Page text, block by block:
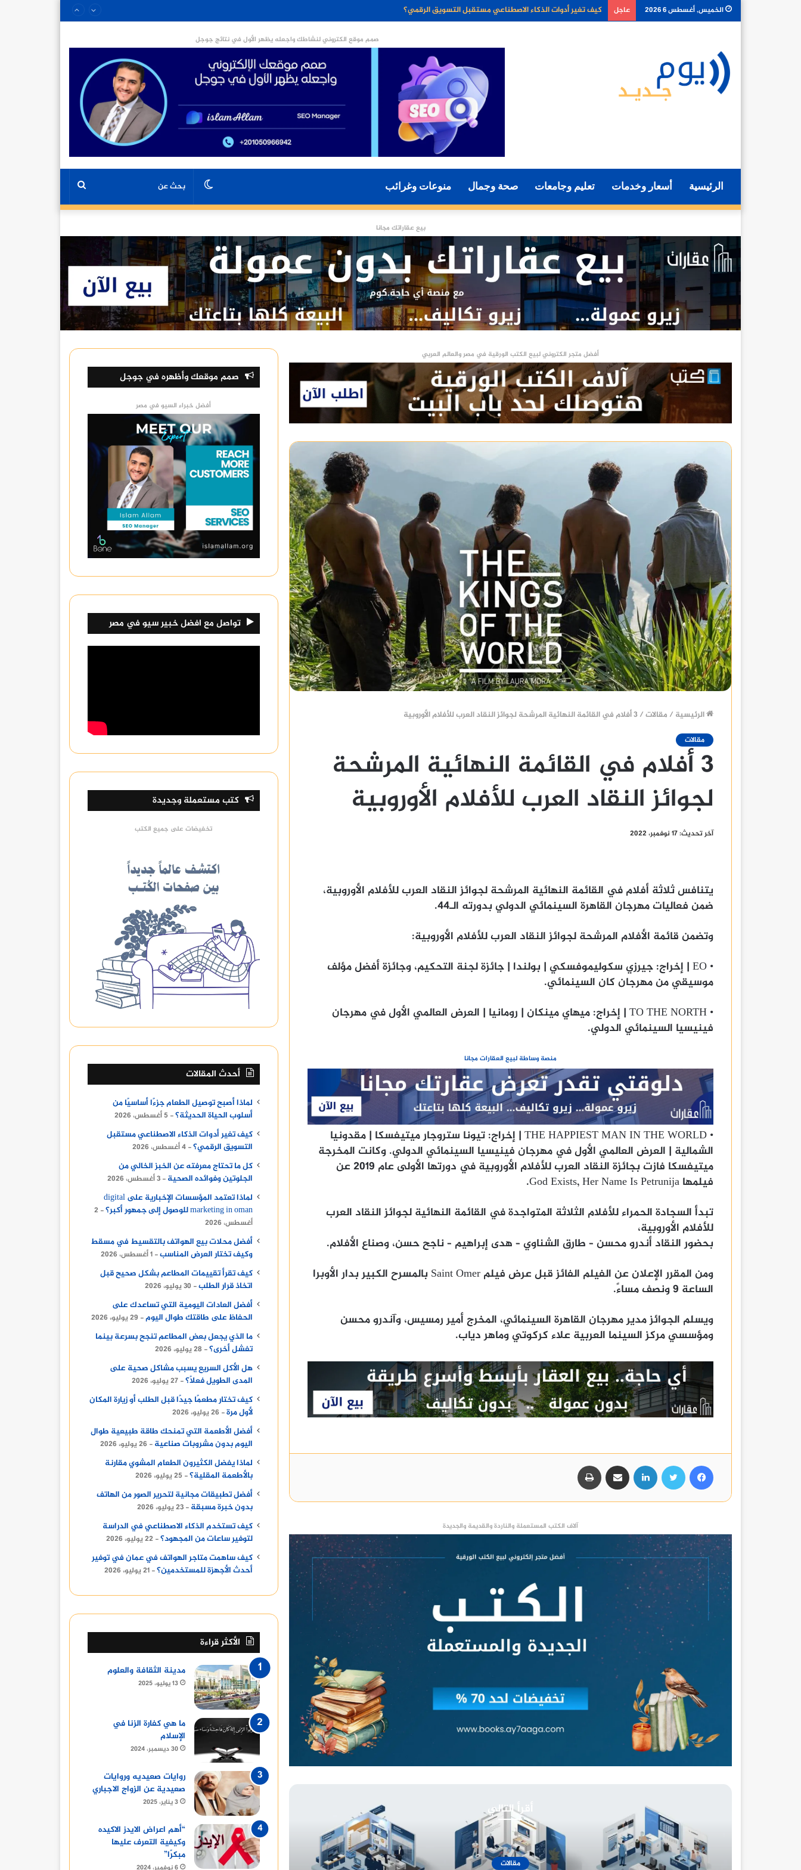
الخميس, أغسطس 6 2026 عاجل كل ما تحتاج معرفته عن الخبز الخالي من الجلوتين وفوائده الصحية
صمم موقع الكتروني لنشاطك واجعله يظهر الأول في نتائج جوجل
الرئيسية أسعار وخدمات تعليم وجامعات صحة وجمال منوعات وغرائب الوضع
بيع عقاراتك مجانا
أفضل متجر الكتروني لبيع الكتب الورقية في مصر والعالم العربي
الرئيسية / مقالات/3 أفلام في القائمة النهائية المرشحة لجوائز النقاد العرب للأفلام الأوروبية
مقالات
3 أفلام في القائمة النهائية المرشحة
لجوائز النقاد العرب للأفلام الأوروبية
آخر تحديث: 17 نوفمبر، 2022
يتنافس ثلاثة أفلام في القائمة النهائية المرشحة لجوائز النقاد العرب للأفلام الأوروبية،
ضمن فعاليات مهرجان القاهرة السينمائي الدولي بدورته الـ44.
وتضمن قائمة الأفلام المرشحة لجوائز النقاد العرب للأفلام الأوروبية:
‏• EO | إخراج: جيرزي سكوليموفسكي | بولندا | جائزة لجنة التحكيم، وجائزة أفضل مؤلف
موسيقي من مهرجان كان السينمائي.
‏• TO THE NORTH | إخراج: ميهاي مينكان | رومانيا | العرض العالمي الأول في مهرجان
فينيسيا السينمائي الدولي.
منصة وساطة لبيع العقارات مجانا
‏• THE HAPPIEST MAN IN THE WORLD | إخراج: تيونا ستروجار ميتيفسكا | مقدونيا
الشمالية | العرض العالمي الأول في مهرجان فينيسيا السينمائي الدولي. وكانت المخرجة
ميتيفسكا فازت بجائزة النقاد العرب للأفلام الأوروبية في دورتها الأولى عام 2019 عن
فيلمها God Exists, Her Name Is Petrunija.
تبدأ السجادة الحمراء للأفلام الثلاثة المتواجدة في القائمة النهائية لجوائز النقاد العرب
للأفلام الأوروبية،
بحضور النقاد أندرو محسن – طارق الشناوي – هدى إبراهيم – ناجح حسن، وصناع الأفلام.
ومن المقرر الإعلان عن الفيلم الفائز قبل عرض فيلم Saint Omer بالمسرح الكبير بدار الأوبرا
الساعة 9 ونصف مساءً.
ويسلم الجوائز مدير مهرجان القاهرة السينمائي، المخرج أمير رمسيس، وآندرو محسن
ومؤسسي مركز السينما العربية علاء كركوتي وماهر دياب.
آلاف الكتب المستعملة والناردة والقديمة والجديدة
أقرأ التالي
أسعار وخدمات
صمم موقعك وأظهره في جوجل
أفضل خبراء السيو في مصر
تواصل مع افضل خبير سيو في مصر
كتب مستعملة وجديدة
تخفيضات على جميع الكتب
أحدث المقالات
لماذا أصبح توصيل الطعام جزءًا أساسيًا من
أسلوب الحياة الحديثة؟
5 أغسطس، 2026
كيف تغير أدوات الذكاء الاصطناعي مستقبل
التسويق الرقمي؟
4 أغسطس، 2026
كل ما تحتاج معرفته عن الخبز الخالي من
الجلوتين وفوائده الصحية
3 أغسطس، 2026
لماذا تعتمد المؤسسات الإخبارية على digital
marketing in oman للوصول إلى جمهور أكبر؟
2
أغسطس، 2026
أفضل محلات بيع الهواتف بالتقسيط في مسقط
وكيف تختار العرض المناسب
1 أغسطس، 2026
كيف تقرأ تقييمات المطاعم بشكل صحيح قبل
اتخاذ قرار الطلب
30 يوليو، 2026
أفضل العادات اليومية التي تساعدك على
الحفاظ على طاقتك طوال اليوم
29 يوليو، 2026
ما الذي يجعل بعض المطاعم تنجح بسرعة بينما
تفشل أخرى؟
28 يوليو، 2026
هل الأكل السريع يسبب مشاكل صحية على
المدى الطويل فعلًا؟
27 يوليو، 2026
كيف تختار مطعمًا جيدًا قبل الطلب أو زيارة المكان
لأول مرة
26 يوليو، 2026
أفضل الأطعمة التي تمنحك طاقة طبيعية طوال
اليوم بدون مشروبات صناعية
26 يوليو، 2026
لماذا يفضل الكثيرون الطعام المشوي مقارنة
بالأطعمة المقلية؟
25 يوليو، 2026
أفضل تطبيقات مجانية لتحرير الصور من الهاتف
بدون خبرة مسبقة
23 يوليو، 2026
كيف تستخدم الذكاء الاصطناعي في الدراسة
لتوفير ساعات من المجهود؟
22 يوليو، 2026
كيف ساهمت متاجر الهواتف في عمان في توفير
أحدث الأجهزة للمستخدمين؟
21 يوليو، 2026
الأكثر قراءة
مدينة الثقافة والعلوم
13 يوليو، 2025
ما هي كفارة الزنا في
الإسلام
30 ديسمبر، 2024
روايات صعيديه وروايات
صعيدية عن الزواج الاجباري
3 يناير، 2025
“أهم اعراض الايدز الاكيده
وكيفية التعرف عليها
مبكرًا”